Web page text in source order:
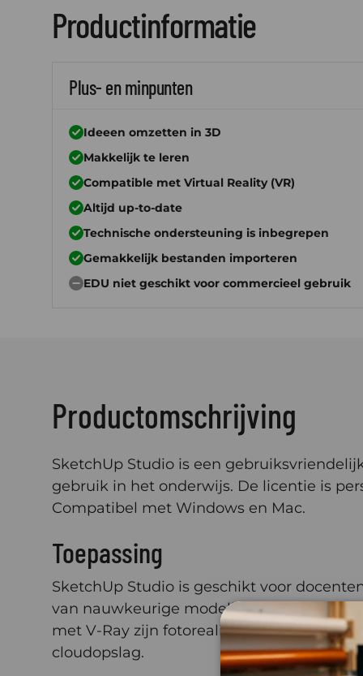
Productinformatie
Plus- en minpunten
Ideeen omzetten in 3D
Makkelijk te leren
Compatible met Virtual Reality (VR)
Altijd up-to-date
Technische ondersteuning is inbegrepen
Gemakkelijk bestanden importeren
EDU niet geschikt voor commercieel gebruik
Productomschrijving
SketchUp Studio is een
gebruik in het onderwijs. De licentie is
Compatibel met Windows en Mac.
Toepassing
SketchUp Studio is geschikt voor
van nauwkeurige modellen, voorstellen
met V-Ray zijn fotorealistische renders
cloudopslag.